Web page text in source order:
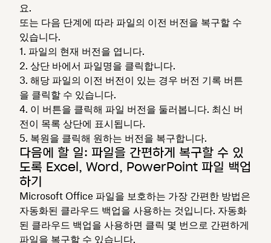
요.
또는 다음 단계에 따라 파일의 이전 버전을 복구할 수
있습니다.
파일의 현재 버전을 엽니다.
상단 바에서 파일명을 클릭합니다.
해당 파일의 이전 버전이 있는 경우 버전 기록 버튼
을 클릭할 수 있습니다.
이 버튼을 클릭해 파일 버전을 둘러봅니다. 최신 버
전이 목록 상단에 표시됩니다.
복원을 클릭해 원하는 버전을 복구합니다.
다음에 할 일: 파일을 간편하게 복구할 수 있
도록 Excel, Word, PowerPoint 파일 백업
하기
Microsoft Office 파일을 보호하는 가장 간편한 방법은
자동화된 클라우드 백업을 사용하는 것입니다. 자동화
된 클라우드 백업을 사용하면 클릭 몇 번으로 간편하게
파일을 복구할 수 있습니다.